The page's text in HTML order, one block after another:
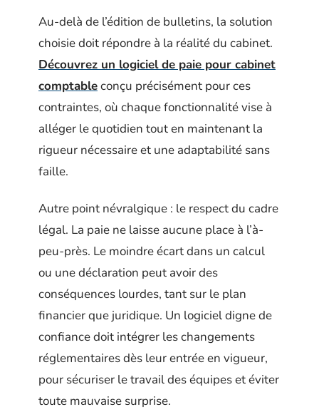
Au-delà de l’édition de bulletins, la solution
choisie doit répondre à la réalité du cabinet.
Découvrez un logiciel de paie pour cabinet
comptableconçu précisément pour ces
contraintes, où chaque fonctionnalité vise à
alléger le quotidien tout en maintenant la
rigueur nécessaire et une adaptabilité sans
faille.
Autre point névralgique : le respect du cadre
légal. La paie ne laisse aucune place à l’à-
peu-près. Le moindre écart dans un calcul
ou une déclaration peut avoir des
conséquences lourdes, tant sur le plan
financier que juridique. Un logiciel digne de
confiance doit intégrer les changements
réglementaires dès leur entrée en vigueur,
pour sécuriser le travail des équipes et éviter
toute mauvaise surprise.